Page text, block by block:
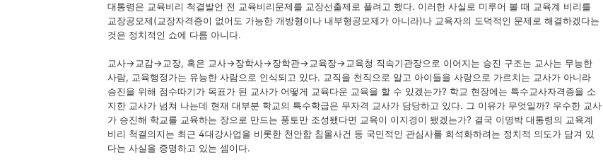
대통령은 교육비리 척결발언 전 교육비리문제를 교장선출제로 풀려고 했다. 이러한 사실로 미루어 볼 때 교육계 비리를
교장공모제(교장자격증이 없어도 가능한 개방형이나 내부형공모제가 아니라)나 교육자의 도덕적인 문제로 해결하겠다는
것은 정치적인 쇼에 다름 아니다.
교사→교감→교장, 혹은 교사→장학사→장학관→교육장→교육청 직속기관장으로 이어지는 승진 구조는 교사는 무능한
사람, 교육행정가는 유능한 사람으로 인식되고 있다. 교직을 천직으로 알고 아이들을 사랑으로 가르치는 교사가 아니라
승진을 위해 점수따기가 목표가 된 교사가 어떻게 교육다운 교육을 할 수 있겠는가? 학교 현장에는 특수교사자격증을 소
지한 교사가 넘쳐 나는데 현재 대부분 학교의 특수학급은 무자격 교사가 담당하고 있다. 그 이유가 무엇일까? 우수한 교사
가 승진해 학교를 교육하는 장으로 만드는 풍토만 조성됐다면 교육이 이지경이 됐겠는가? 결국 이명박 대통령의 교육계
비리 척결의지는 최근 4대강사업을 비롯한 천안함 침몰사건 등 국민적인 관심사를 희석화하려는 정치적 의도가 담겨 있
다는 사실을 증명하고 있는 셈이다.